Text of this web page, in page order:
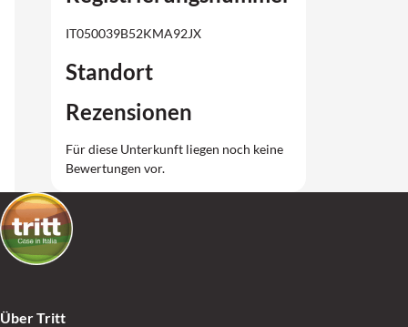
IT050039B52KMA92JX
Standort
Rezensionen
Für diese Unterkunft liegen noch keine
Bewertungen vor.
Über Tritt